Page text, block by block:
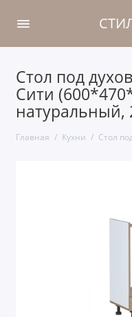
Стол под
Сити
натуральный,
Главная Кухни Стол